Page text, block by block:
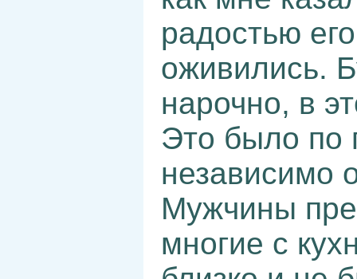
радостью
оживились.
нарочно, в
Это было по
независимо
Мужчины
многие с